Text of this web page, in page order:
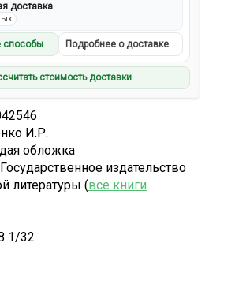
доставка
способы Подробнее о доставке
стоимость доставки
И.Р.
обложка
Государственное издательство
литературы (все книги
1/32